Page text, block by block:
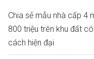
Chia sẻ mẫu nhà cấp 4
800 triệu trên khu đất
cách hiện đại